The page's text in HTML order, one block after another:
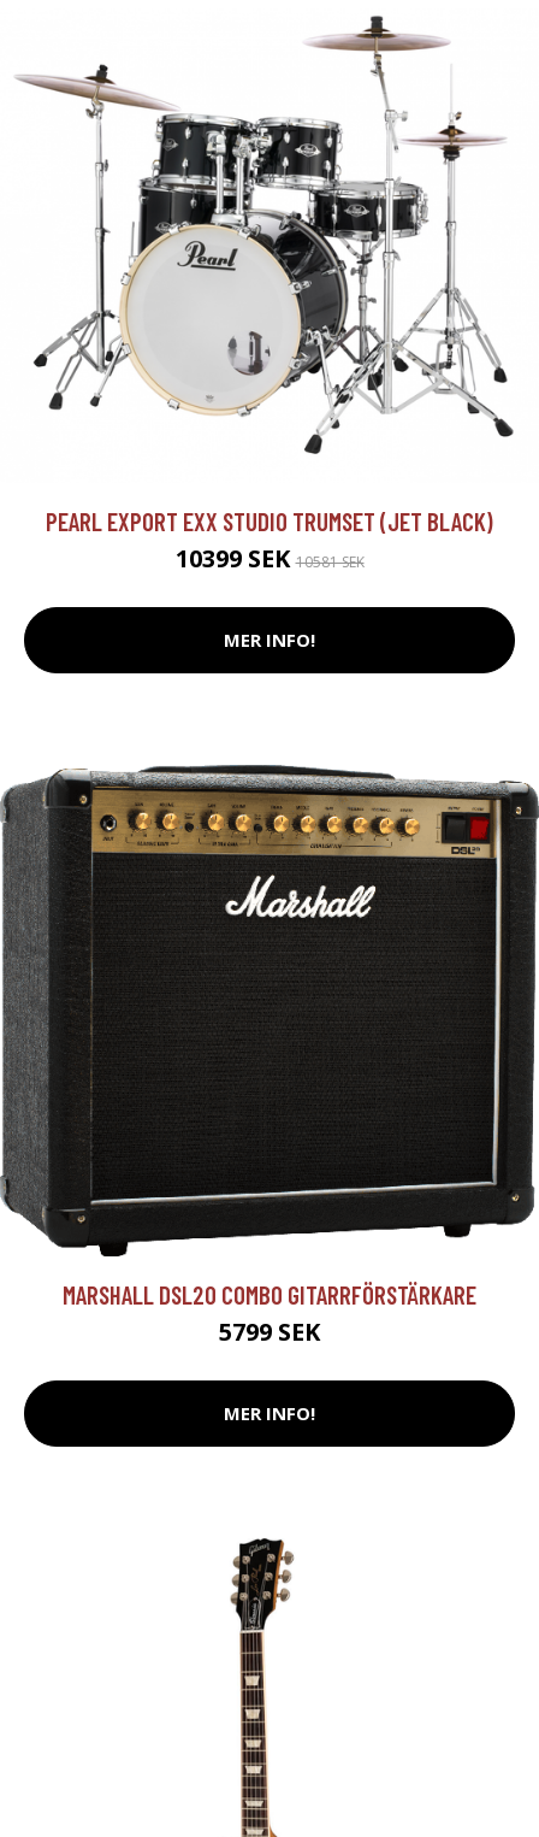
PEARL EXPORT EXX STUDIO TRUMSET (JET BLACK)
10399 SEK10581 SEK
MER INFO!
MARSHALL DSL20 COMBO GITARRFÖRSTÄRKARE
5799 SEK
MER INFO!